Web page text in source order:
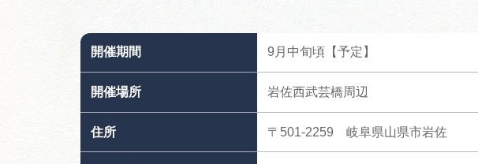
開催期間 9月中旬頃【予定】
開催場所 岩佐西武芸橋周辺
住所 〒501-2259 岐阜県山県市岩佐